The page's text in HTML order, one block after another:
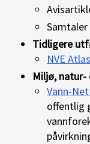
Tidligere
NVE
Miljø,
Vann-
offentlig